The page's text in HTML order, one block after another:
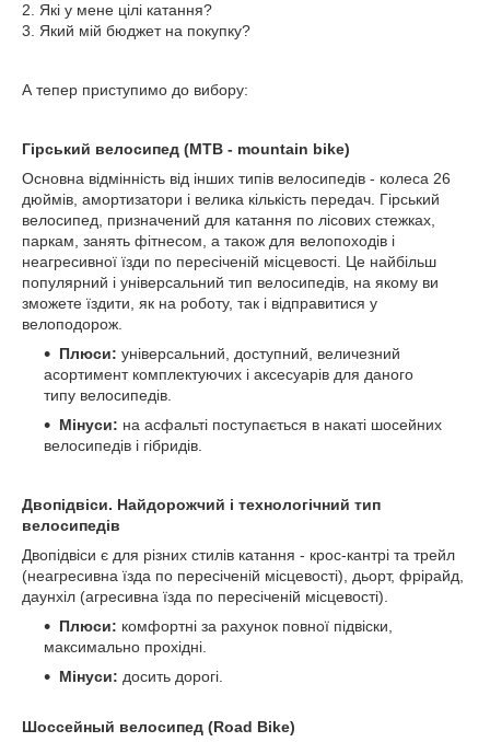
2. Які у мене цілі катання?
3. Який мій бюджет на покупку?
А тепер приступимо до вибору:
Гірський велосипед (MTB - mountain bike)
Основна відмінність від інших типів велосипедів - колеса 26
дюймів, амортизатори і велика кількість передач. Гірський
велосипед, призначений для катання по лісових стежках,
паркам, занять фітнесом, а також для велопоходів і
неагресивної їзди по пересіченій місцевості. Це найбільш
популярний і універсальний тип велосипедів, на якому ви
зможете їздити, як на роботу, так і відправитися у
велоподорож.
Плюси: універсальний, доступний, величезний
асортимент комплектуючих і аксесуарів для даного
типу велосипедів.
Мінуси: на асфальті поступається в накаті шосейних
велосипедів і гібридів.
Двопідвіси. Найдорожчий і технологічний тип
велосипедів
Двопідвіси є для різних стилів катання - крос-кантрі та трейл
(неагресивна їзда по пересіченій місцевості), дьорт, фрірайд,
даунхіл (агресивна їзда по пересіченій місцевості).
Плюси: комфортні за рахунок повної підвіски,
максимально прохідні.
Мінуси: досить дорогі.
Шоссейный велосипед (Road Bike)